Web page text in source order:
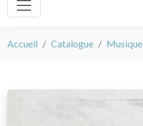
Accueil Catalogue Musique